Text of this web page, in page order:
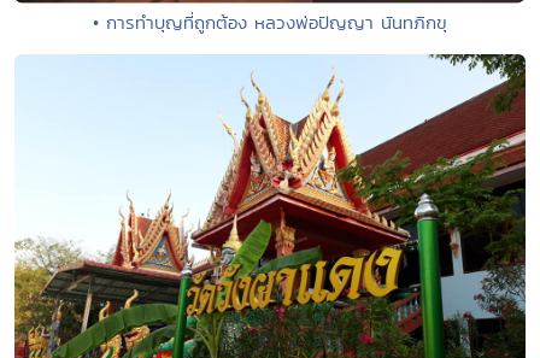
• การทำบุญที่ถูกต้อง หลวงพ่อปัญญา นันทภิกขุ